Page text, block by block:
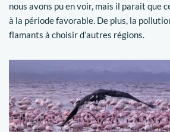
nous avons pu en voir, mais il parait que
à la période favorable. De plus, la
flamants à choisir d’autres régions.